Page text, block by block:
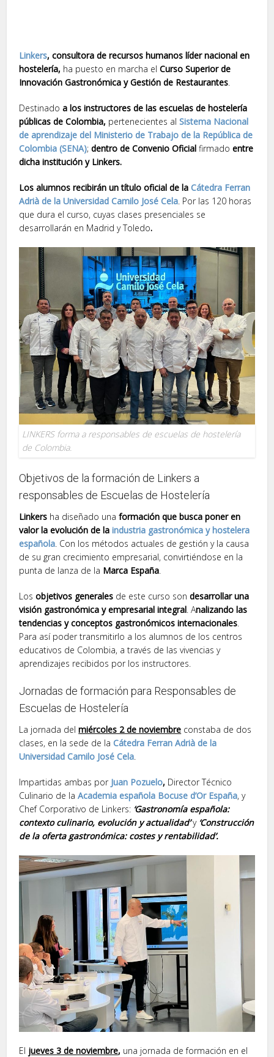
Linkers, consultora de recursos humanos líder nacional en
hostelería, ha puesto en marcha el Curso Superior de
Innovación Gastronómica y Gestión de Restaurantes.
Destinadoa los instructores de las escuelas de hostelería
públicas de Colombia, pertenecientes alSistema Nacional
de aprendizaje del Ministerio de Trabajo de la República de
Colombia (SENA);dentro de Convenio Oficialfirmado entre
dicha institución y Linkers.
Los alumnos recibirán un título oficial de laCátedra Ferran
Adrià de la Universidad Camilo José Cela. Por las 120 horas
que dura el curso, cuyas clases presenciales se
desarrollarán en Madrid y Toledo.
LINKERS forma a responsables de escuelas de hostelería
de Colombia.
Objetivos de la formación de Linkers a
responsables de Escuelas de Hostelería
Linkers ha diseñado unaformación que busca poner en
valor la evolución de la industria gastronómica y hostelera
española . Con los métodos actuales de gestión y la causa
de su gran crecimiento empresarial, convirtiéndose en la
punta de lanza de la Marca España
Losobjetivos generales de este curso sondesarrollar una
visión gastronómica y empresarial integral . Analizando las
tendencias y conceptos gastronómicos internacionales
Para así poder transmitirlo a los alumnos de los centros
educativos de Colombia, a través de las vivencias y
aprendizajes recibidos por los instructores.
Jornadas de formación para Responsables de
Escuelas de Hostelería
La jornada delmiércoles 2 de noviembre constaba de dos
clases, en la sede de laCátedra Ferran Adrià de la
Universidad Camilo José Cela
Impartidas ambas por Juan Pozuelo, Director Técnico
Culinario de laAcademia española Bocuse d’Or España, y
Chef Corporativo de Linkers: ‘Gastronomía española:
contexto culinario, evolución y actualidad’y ‘Construcción
de la oferta gastronómica: costes y rentabilidad’.
El jueves 3 de noviembre, una jornada de formación en el